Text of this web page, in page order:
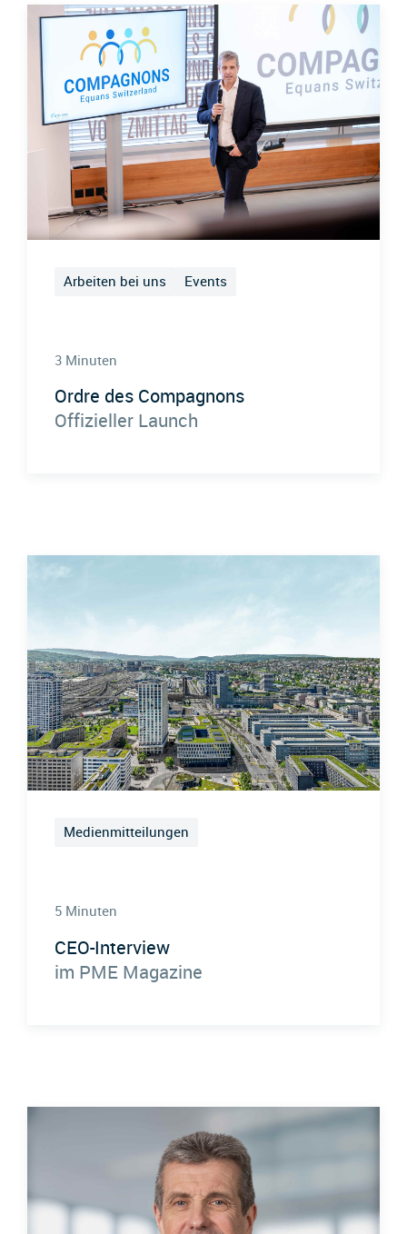
Arbeiten bei uns Events
3 Minuten
Ordre des Compagnons
Offizieller Launch
Medienmitteilungen
5 Minuten
CEO-Interview
im PME Magazine